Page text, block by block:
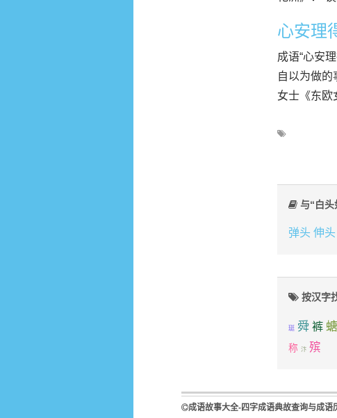
心安理
成语“心安
自以为做
女士《东欧
与“白头
弹头 伸头
按汉字
珽 舜 裤 螗
称 汴 殡
成语故事大全-四字成语典故查询与成语